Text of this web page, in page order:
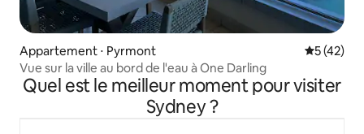
Appartement ⋅ Pyrmont
5 (42)
Vue sur la ville au bord de l'eau à One Darling
Quel est le meilleur moment pour visiter
Sydney ?